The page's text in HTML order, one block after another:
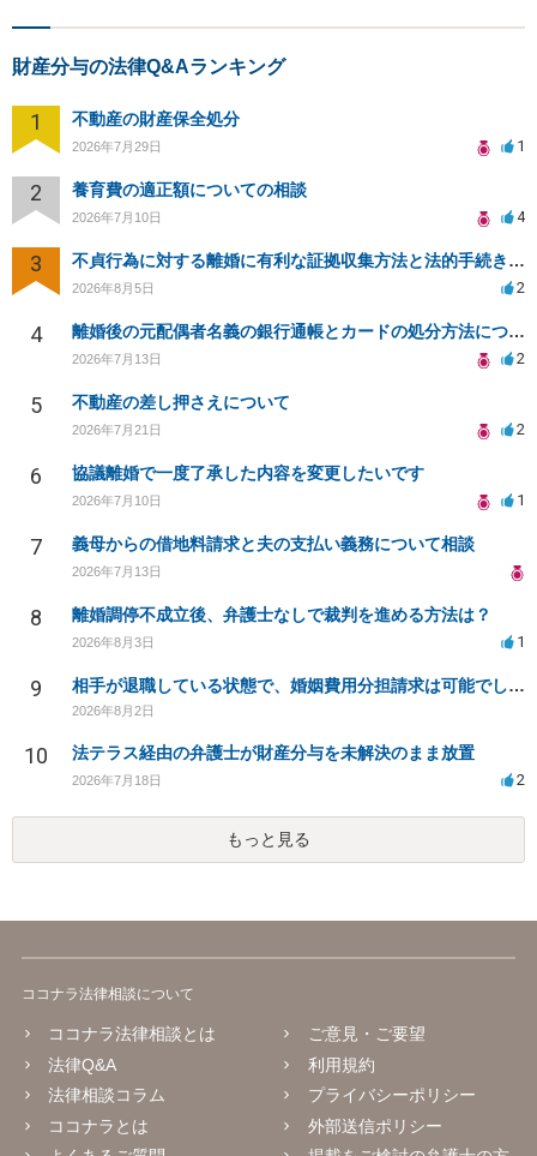
財産分与の法律Q&Aランキング
1 不動産の財産保全処分
2026年7月29日 1
2 養育費の適正額についての相談
2026年7月10日 4
3 不貞行為に対する離婚に有利な証拠収集方法と法的手続きについて
2026年8月5日 2
4 離婚後の元配偶者名義の銀行通帳とカードの処分方法について
2026年7月13日 2
5 不動産の差し押さえについて
2026年7月21日 2
6 協議離婚で一度了承した内容を変更したいです
2026年7月10日 1
7 義母からの借地料請求と夫の支払い義務について相談
2026年7月13日
8 離婚調停不成立後、弁護士なしで裁判を進める方法は？
2026年8月3日 1
9 相手が退職している状態で、婚姻費用分担請求は可能でしょうか？
2026年8月2日
10 法テラス経由の弁護士が財産分与を未解決のまま放置
2026年7月18日 2
もっと見る
ココナラ法律相談について
ココナラ法律相談とは
法律Q&A
法律相談コラム
ココナラとは
ご意見・ご要望
利用規約
プライバシーポリシー
外部送信ポリシー